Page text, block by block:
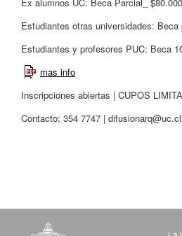
Estudiantes otras universidades: Beca
Estudiantes y profesores PUC: Beca
mas info
Inscripciones abiertas | CUPOS
Contacto: 354 7747 | difusionarq@uc.cl